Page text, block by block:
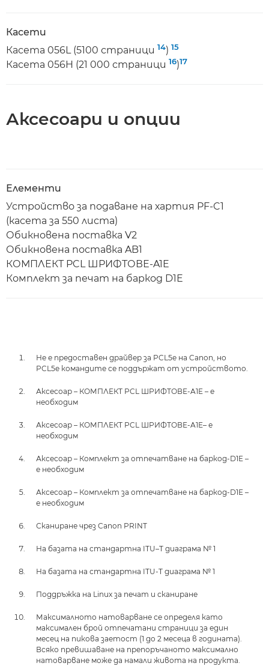
Касети
Касета 056L (5100 страници 14) 15
Касета 056H (21 000 страници 16)17
Аксесоари и опции
Елементи
Устройство за подаване на хартия PF-C1
(касета за 550 листа)
Обикновена поставка V2
Обикновена поставка AB1
КОМПЛЕКТ PCL ШРИФТОВЕ-A1E
Комплект за печат на баркод D1E
Не е предоставен драйвер за PCL5e на Canon, но
PCL5e командите се поддържат от устройството.
Аксесоар – КОМПЛЕКТ PCL ШРИФТОВЕ-A1E – е
необходим
Аксесоар – КОМПЛЕКТ PCL ШРИФТОВЕ-A1E– е
необходим
Аксесоар – Комплект за отпечатване на баркод-D1E –
е необходим
Аксесоар – Комплект за отпечатване на баркод-D1E –
е необходим
Сканиране чрез Canon PRINT
На базата на стандартна ITU–T диаграма № 1
На базата на стандартна ITU-T диаграма № 1
Поддръжка на Linux за печат и сканиране
Максималното натоварване се определя като
максимален брой отпечатани страници за един
месец на пикова заетост (1 до 2 месеца в годината).
Всяко превишаване на препоръчаното максимално
натоварване може да намали живота на продукта.